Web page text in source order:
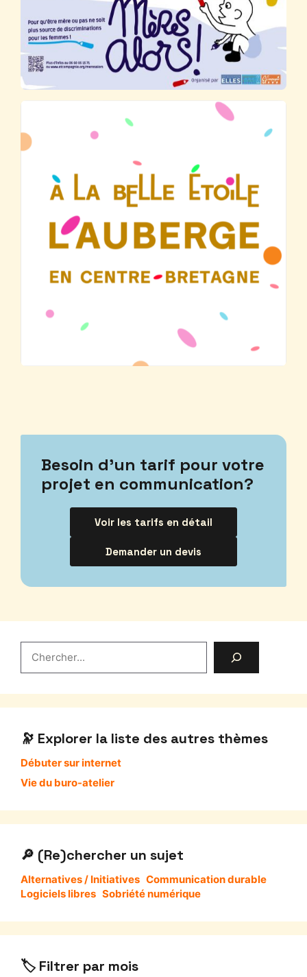
Besoin d’un tarif pour votre
projet en communication?
Voir les tarifs en détail
Demander un devis
Explorer la liste des autres thèmes
Débuter sur internet
Vie du buro-atelier
(Re)chercher un sujet
Alternatives / Initiatives Communication durable
Logiciels libres Sobriété numérique
Filtrer par mois